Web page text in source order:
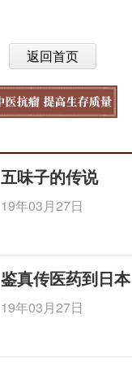
返回首页
五味子的传说
19年03月27日
鉴真传医药到日本
19年03月27日